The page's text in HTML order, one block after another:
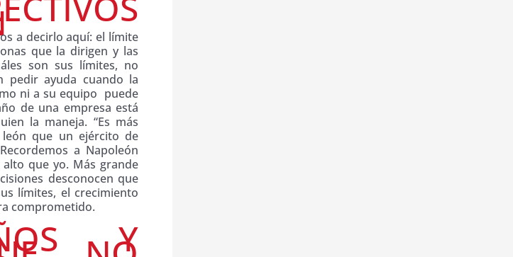
a decirlo aquí: el límite
que la dirigen y las
son sus límites, no
pedir ayuda cuando la
ni a su equipo puede
de una empresa está
la maneja. “Es más
que un ejército de
a Napoleón
que yo. Más grande
desconocen que
límites, el crecimiento
comprometido.
Y